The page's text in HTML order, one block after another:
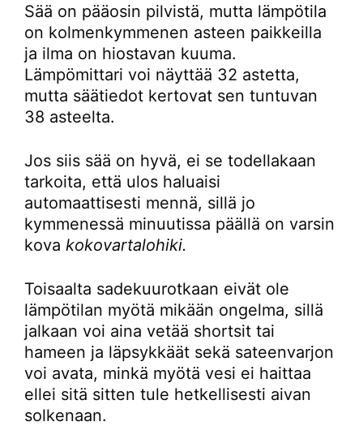
Sää on pääosin pilvistä, mutta lämpötila
on kolmenkymmenen asteen paikkeilla
ja ilma on hiostavan kuuma.
Lämpömittari voi näyttää 32 astetta,
mutta säätiedot kertovat sen tuntuvan
38 asteelta.
Jos siis sää on hyvä, ei se todellakaan
tarkoita, että ulos haluaisi
automaattisesti mennä, sillä jo
kymmenessä minuutissa päällä on varsin
kova kokovartalohiki.
Toisaalta sadekuurotkaan eivät ole
lämpötilan myötä mikään ongelma, sillä
jalkaan voi aina vetää shortsit tai
hameen ja läpsykkäät sekä sateenvarjon
voi avata, minkä myötä vesi ei haittaa
ellei sitä sitten tule hetkellisesti aivan
solkenaan.